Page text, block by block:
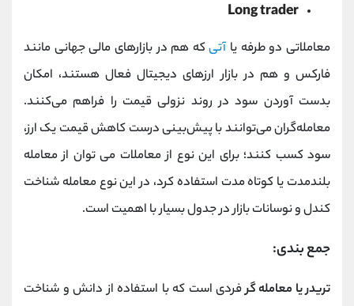
Long trader
معاملاتی دو طرفه یاآتیکه هم در بازارهای مالی جهانی مانند
فارکس و هم در بازار ارزهای دیجیتال فعال هستند، امکان
بدست آوردن سود در روند نزولی قیمت را فراهم می‌کنند.
معامله‌گران می‌توانند با پیش‌بینی درست کاهش قیمت یک ارز،
سود کسب کنند؛ برای این نوع از معاملات می توان از معامله
بلندمدت یا کوتاه مدت استفاده کرد، در این نوع معامله شناخت
کندل و نوسانات بازار در جدول بسیار با اهمیت است.
جمع بندی:
تریدر یا معامله گرفردی است که با استفاده از دانش و شناخت